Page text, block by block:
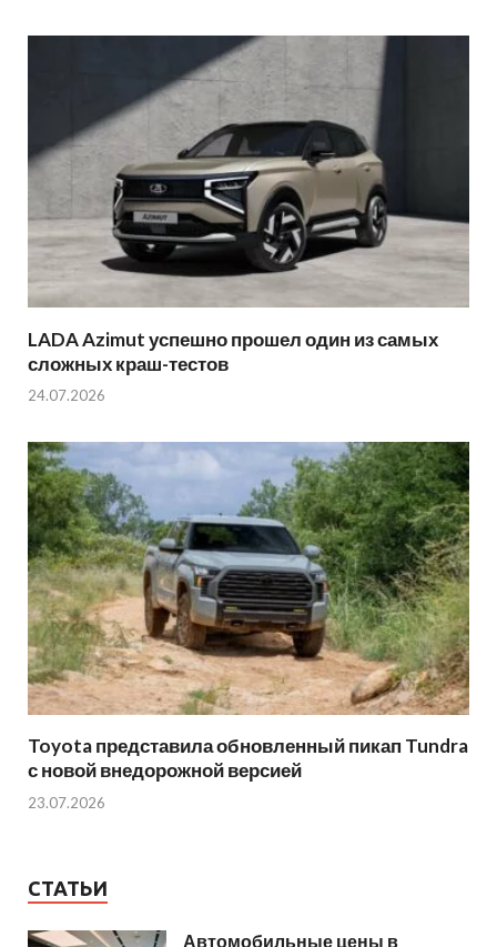
LADA Azimut успешно прошел один из самых
сложных краш-тестов
24.07.2026
Toyota представила обновленный пикап Tundra
с новой внедорожной версией
23.07.2026
СТАТЬИ
Автомобильные цены в